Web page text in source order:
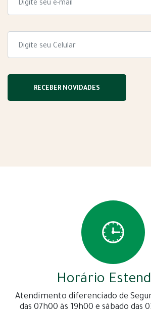
Horário
Atendimento diferenciado de
das 07h00 às 19h00 e sábado das